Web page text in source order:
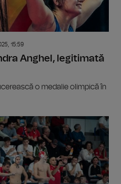
15:59
Anghel, legitimată
o medalie olimpică în